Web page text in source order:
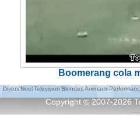
Boomerang cola
Divers Noel Television Blondes Animaux
Copyright © 2007-2026